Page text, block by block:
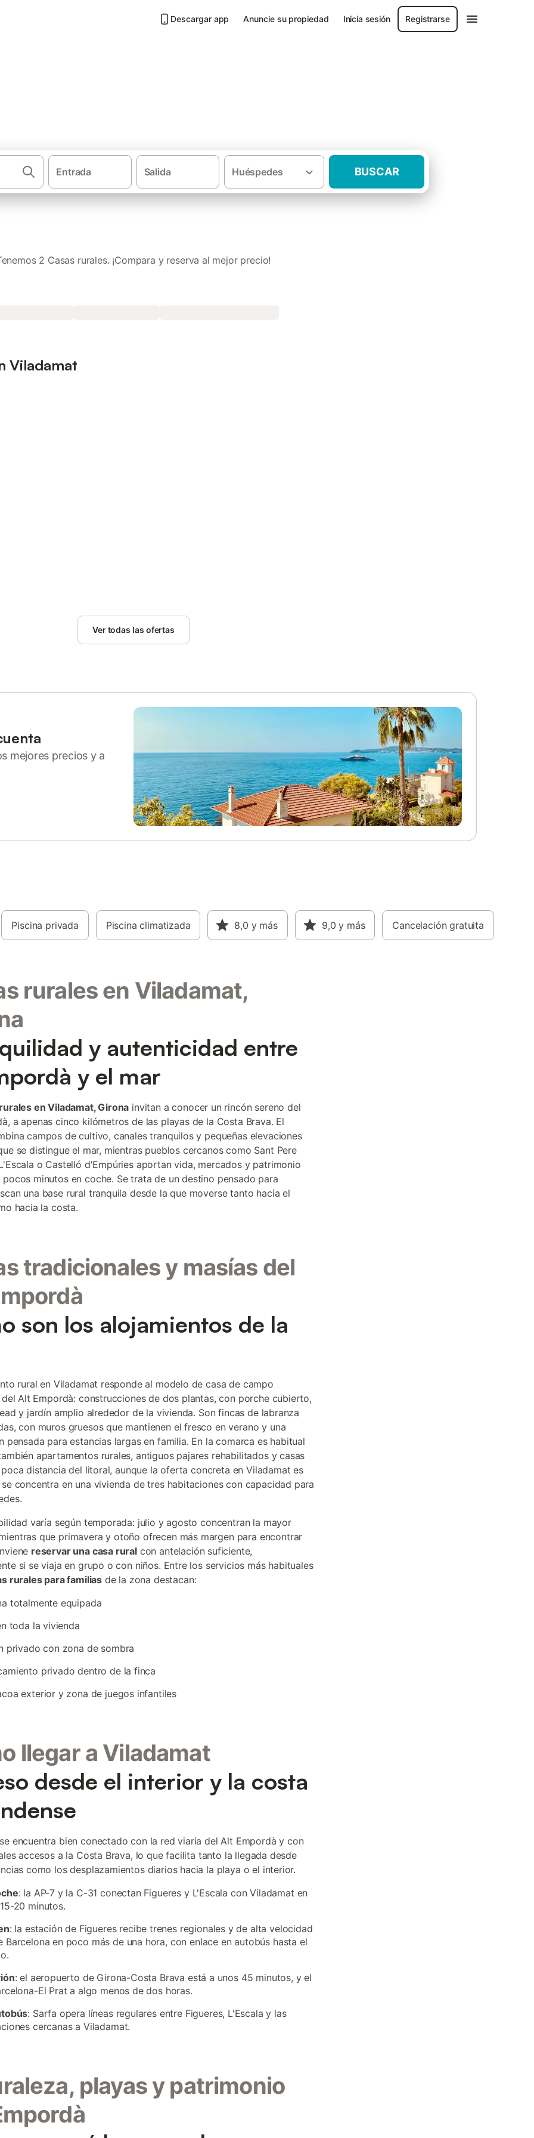
Descargar app Anuncie su propiedad Inicia sesión Registrarse
Entrada Salida Huéspedes BUSCAR
2 Casas rurales. ¡Compara y reserva al mejor precio!
Viladamat
Ver todas las ofertas
mejores precios y a
Piscina privada Piscina climatizada 8,0 y más 9,0 y más Cancelación gratuita
rurales en Viladamat,
y autenticidad entre
y el mar
en Viladamat, Girona invitan a conocer un rincón sereno del
a apenas cinco kilómetros de las playas de la Costa Brava. El
campos de cultivo, canales tranquilos y pequeñas elevaciones
se distingue el mar, mientras pueblos cercanos como Sant Pere
o Castelló d'Empúries aportan vida, mercados y patrimonio
pocos minutos en coche. Se trata de un destino pensado para
una base rural tranquila desde la que moverse tanto hacia el
hacia la costa.
tradicionales y masías del
son los alojamientos de la
rural en Viladamat responde al modelo de casa de campo
Alt Empordà: construcciones de dos plantas, con porche cubierto,
y jardín amplio alrededor de la vivienda. Son fincas de labranza
con muros gruesos que mantienen el fresco en verano y una
pensada para estancias largas en familia. En la comarca es habitual
apartamentos rurales, antiguos pajares rehabilitados y casas
distancia del litoral, aunque la oferta concreta en Viladamat es
concentra en una vivienda de tres habitaciones con capacidad para
varía según temporada: julio y agosto concentran la mayor
que primavera y otoño ofrecen más margen para encontrar
reservar una casa ruralcon antelación suficiente,
si se viaja en grupo o con niños. Entre los servicios más habituales
rurales para familias de la zona destacan:
totalmente equipada
toda la vivienda
privado con zona de sombra
privado dentro de la finca
exterior y zona de juegos infantiles
llegar a Viladamat
desde el interior y la costa
encuentra bien conectado con la red viaria del Alt Empordà y con
accesos a la Costa Brava, lo que facilita tanto la llegada desde
como los desplazamientos diarios hacia la playa o el interior.
: la AP-7 y la C-31 conectan Figueres y L'Escala con Viladamat en
20 minutos.
: la estación de Figueres recibe trenes regionales y de alta velocidad
Barcelona en poco más de una hora, con enlace en autobús hasta el
: el aeropuerto de Girona-Costa Brava está a unos 45 minutos, y el
El Prat a algo menos de dos horas.
: Sarfa opera líneas regulares entre Figueres, L'Escala y las
cercanas a Viladamat.
playas y patrimonio